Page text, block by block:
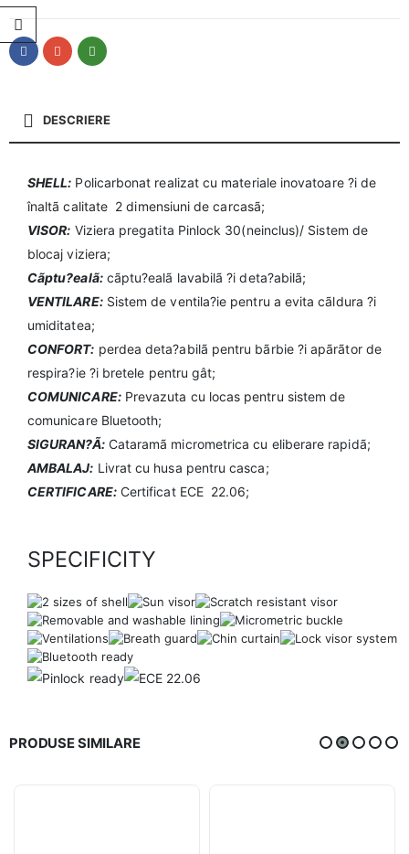
DESCRIERE
SHELL: Policarbonat realizat cu materiale inovatoare ?i de
înaltã calitate  2 dimensiuni de carcasã;
VISOR: Viziera pregatita Pinlock 30(neinclus)/ Sistem de
blocaj viziera;
Cãptu?ealã: cãptu?ealã lavabilã ?i deta?abilã;
VENTILARE:Sistem de ventila?ie pentru a evita cãldura ?i
umiditatea;
CONFORT: perdea deta?abilã pentru bãrbie ?i apãrãtor de
respira?ie ?i bretele pentru gât;
COMUNICARE:Prevazuta cu locas pentru sistem de
comunicare Bluetooth;
SIGURAN?Ã:Cataramã micrometrica cu eliberare rapidã;
AMBALAJ: Livrat cu husa pentru casca;
CERTIFICARE:Certificat ECE  22.06;
SPECIFICITY
PRODUSE SIMILARE